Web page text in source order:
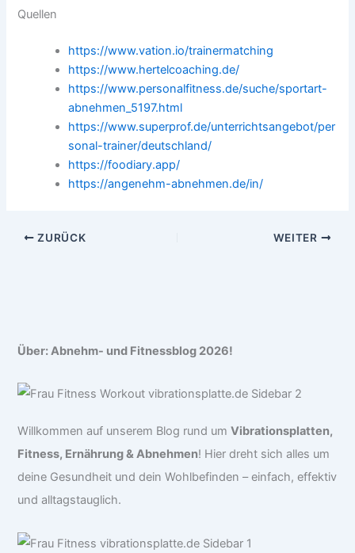
Quellen
https://www.vation.io/trainermatching
https://www.hertelcoaching.de/
https://www.personalfitness.de/suche/sportart-
abnehmen_5197.html
https://www.superprof.de/unterrichtsangebot/per
sonal-trainer/deutschland/
https://foodiary.app/
https://angenehm-abnehmen.de/in/
ZURÜCK WEITER
Über: Abnehm- und Fitnessblog 2026!
Willkommen auf unserem Blog rund umVibrationsplatten,
Fitness, Ernährung & Abnehmen! Hier dreht sich alles um
deine Gesundheit und dein Wohlbefinden – einfach, effektiv
und alltagstauglich.